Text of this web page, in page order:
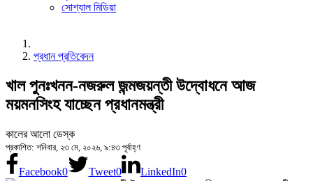
সোশ্যাল মিডিয়া
প্রধান প্রতিবেদন
খাল পুনঃখনন-নজরুল জন্মজয়ন্তী উদ্বোধনে আজ
ময়মনসিংহ যাচ্ছেন প্রধানমন্ত্রী
কালের আলো ডেস্ক
প্রকাশিত: শনিবার, ২৩ মে, ২০২৬, ৯:৪৩ পূর্বাহ্ণ
Facebook0 Tweet0 LinkedIn0